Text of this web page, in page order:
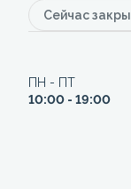
Сейчас
ПН - ПТ
10:00 - 19:00